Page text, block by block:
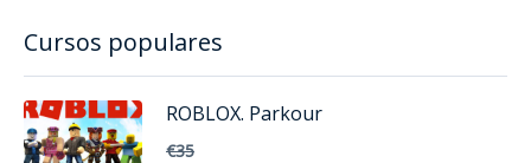
Cursos populares
ROBLOX. Parkour
€35